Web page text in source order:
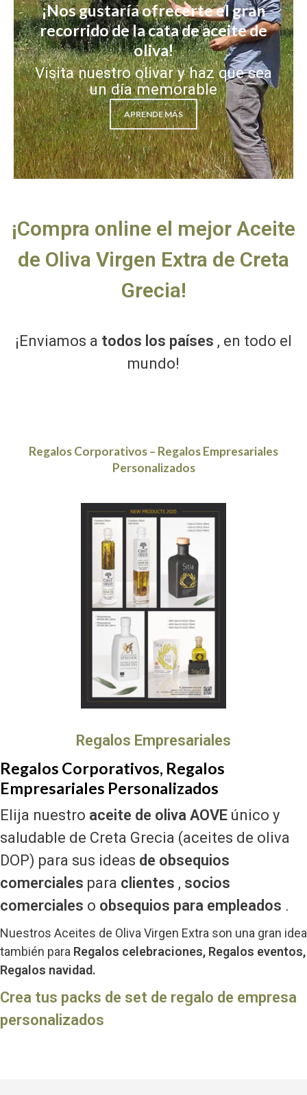
¡Nos gustaría ofrecerte el gran
recorrido de la cata de aceite de
oliva!
Visita nuestro olivar y haz que sea
un día memorable
APRENDE MÁS
¡Compra online el mejor Aceite
de Oliva Virgen Extra de Creta
Grecia!
¡Enviamos a todos los países , en todo el
mundo!
Regalos Corporativos – Regalos Empresariales
Personalizados
Regalos Empresariales
Regalos Corporativos, Regalos
Empresariales Personalizados
Elija nuestro aceite de oliva AOVE único y
saludable de Creta Grecia (aceites de oliva
DOP) para sus ideas de obsequios
comerciales para clientes , socios
comerciales o obsequios para empleados .
Nuestros Aceites de Oliva Virgen Extra son una gran idea
también para Regalos celebraciones, Regalos eventos,
Regalos navidad.
Crea tus packs de set de regalo de empresa
personalizados